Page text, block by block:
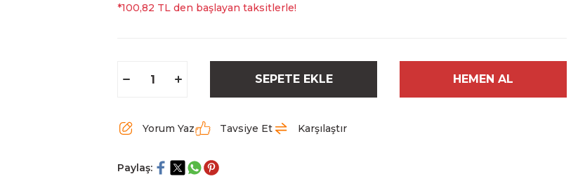
*100,82 TL den başlayan taksitlerle!
SEPETE EKLE HEMEN AL
Yorum Yaz Tavsiye Et Karşılaştır
Paylaş: